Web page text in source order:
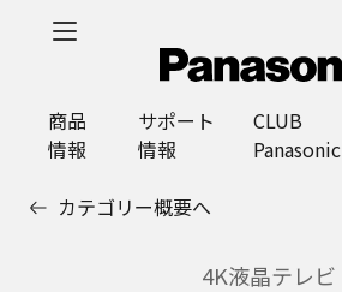
商品
情報
サポート
情報
CLUB
Panasonic
カテゴリー概要へ
4K液晶テレビ